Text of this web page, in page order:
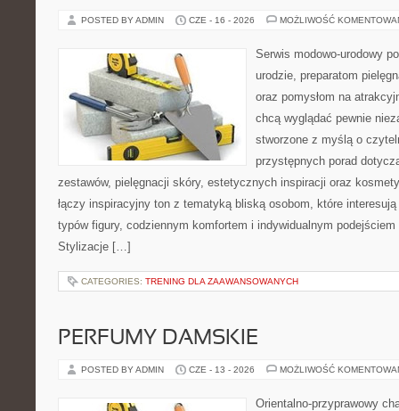
POSTED BY ADMIN CZE - 16 - 2026 MOŻLIWOŚĆ
Serwis modowo-urodowy
urodzie, preparatom
oraz pomysłom na
chcą wyglądać pewnie
stworzone z myślą o
przystępnych porad
zestawów, pielęgnacji skóry, estetycznych inspiracji oraz
łączy inspiracyjny ton z tematyką bliską osobom, które
typów figury, codziennym komfortem i indywidualnym
Stylizacje […]
CATEGORIES: TRENING DLA ZAAWANSOWANYCH
PERFUMY DAMSKIE
POSTED BY ADMIN CZE - 13 - 2026 MOŻLIWOŚĆ
Orientalno-przyprawowy